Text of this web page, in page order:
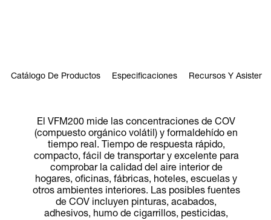
Catálogo De Productos Especificaciones Recursos Y
El VFM200 mide las concentraciones de COV
(compuesto orgánico volátil) y formaldehído en
tiempo real. Tiempo de respuesta rápido,
compacto, fácil de transportar y excelente para
comprobar la calidad del aire interior de
hogares, oficinas, fábricas, hoteles, escuelas y
otros ambientes interiores. Las posibles fuentes
de COV incluyen pinturas, acabados,
adhesivos, humo de cigarrillos, pesticidas,